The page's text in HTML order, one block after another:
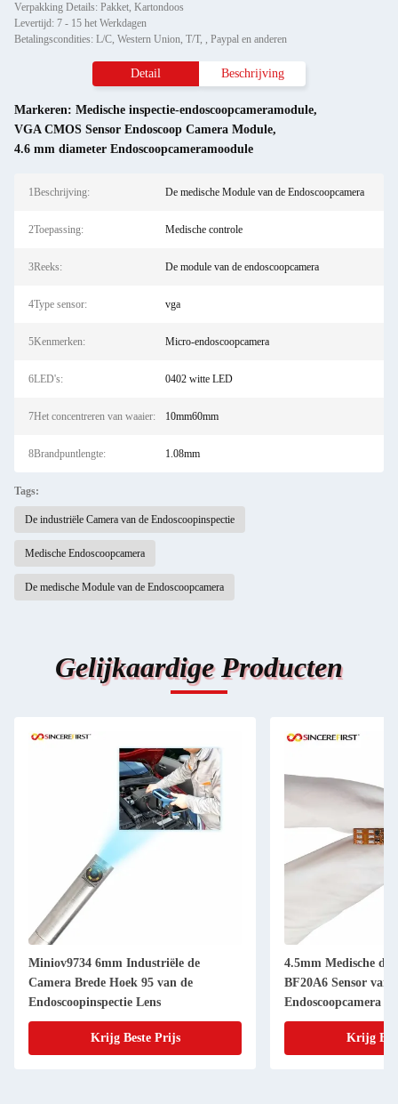
Verpakking Details: Pakket, Kartondoos
Levertijd: 7 - 15 het Werkdagen
Betalingscondities: L/C, Western Union, T/T, , Paypal en anderen
Detail Beschrijving
Markeren: Medische inspectie-endoscoopcameramodule,
VGA CMOS Sensor Endoscoop Camera Module,
4.6 mm diameter Endoscoopcameramoodule
1Beschrijving: De medische Module van de Endoscoopcamera
2Toepassing: Medische controle
3Reeks: De module van de endoscoopcamera
4Type sensor: vga
5Kenmerken: Micro-endoscoopcamera
6LED's: 0402 witte LED
7Het concentreren van waaier: 10mm60mm
8Brandpuntlengte: 1.08mm
Tags:
De industriële Camera van de Endoscoopinspectie
Medische Endoscoopcamera
De medische Module van de Endoscoopcamera
Gelijkaardige Producten
Miniov9734 6mm Industriële de
Camera Brede Hoek 95 van de
Endoscoopinspectie Lens
Krijg Beste Prijs
4.5mm Medische de
BF20A6 Sensor van
Endoscoopcamera
Krijg